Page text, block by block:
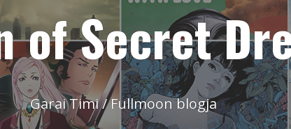
of Secret
Garai Timi / Fullmoon blogja